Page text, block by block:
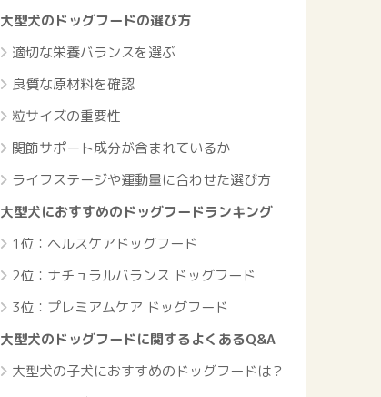
大型犬のドッグフードの選び方
適切な栄養バランスを選ぶ
良質な原材料を確認
粒サイズの重要性
関節サポート成分が含まれているか
ライフステージや運動量に合わせた選び方
大型犬におすすめのドッグフードランキング
1位：ヘルスケアドッグフード
2位：ナチュラルバランス ドッグフード
3位：プレミアムケア ドッグフード
大型犬のドッグフードに関するよくあるQ&A
大型犬の子犬におすすめのドッグフードは？